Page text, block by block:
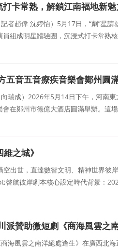
卡常熟，解鎖江南福地新魅
者趙偉 沈婷怡）5月17日，“劇”星請
組成明星體驗團，沉浸式打卡常熟
音五音療疾音樂會鄭州圓
瑞成）2026年5月14日下午，河南
在鄭州市德億大酒店圓滿舉辦。這
之城》
出世，直達數智文明、精神世界彼
啓航彼岸劇本核心設定時代背景：
派贊助微短劇《商海風雲之
海風雲之南洋絕處逢生》在廣西北